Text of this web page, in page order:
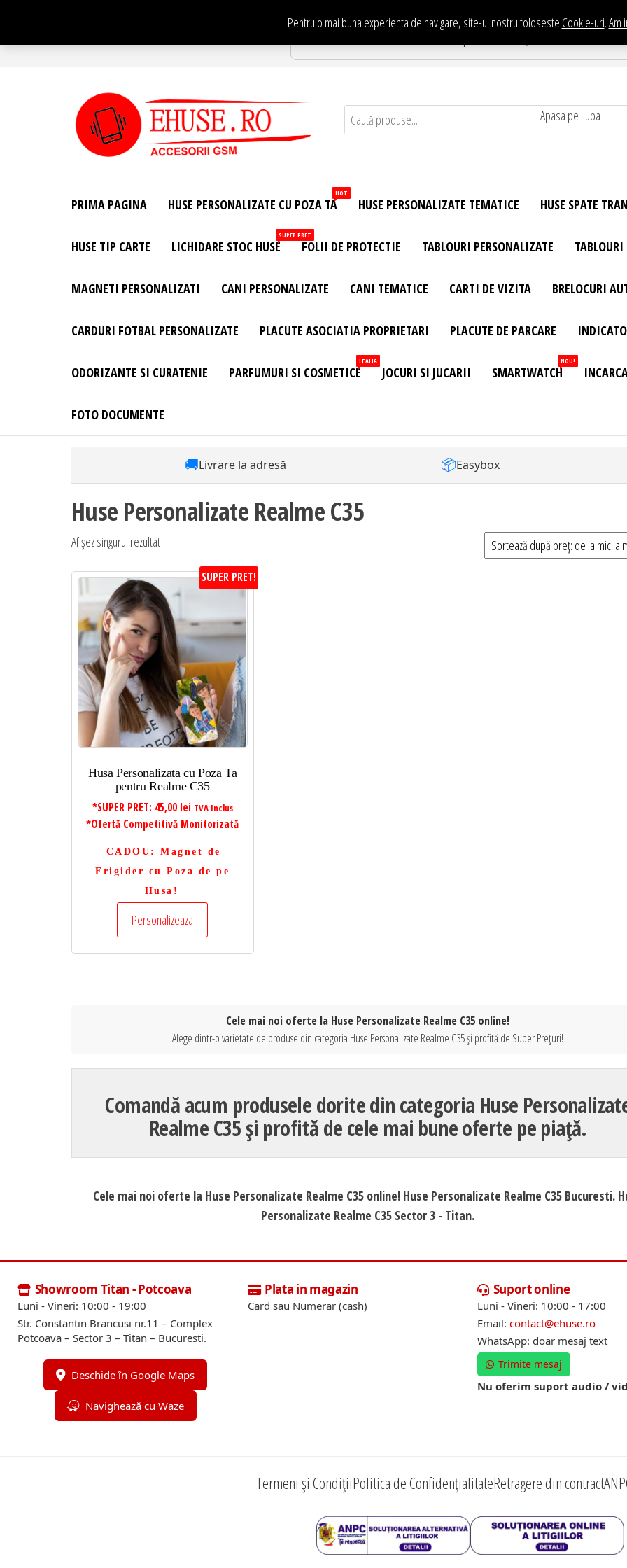
conținut
Pentru o mai buna experienta de navigare, site-ul nostru foloseste Cookie-uri.Am
Te asteptam in Showroom eHuse.ro
Site Oficial .
Huse
Personalizate
Huse
Personalizate
Telefon –
– Accesorii
Apasa pe Lupa
PRIMA PAGINA HUSE PERSONALIZATE CU POZA TA
HOT
HUSE PERSONALIZATE TEMATICE HUSE SPATE
HUSE TIP CARTE LICHIDARE STOC HUSE
SUPER PRET
FOLII DE PROTECTIE TABLOURI PERSONALIZATE TABLOURI
MAGNETI PERSONALIZATI CANI PERSONALIZATE CANI TEMATICE CARTI DE VIZITA BRELOCURI
CARDURI FOTBAL PERSONALIZATE PLACUTE ASOCIATIA PROPRIETARI PLACUTE DE PARCARE
ODORIZANTE SI CURATENIE PARFUMURI SI COSMETICE
ITALIA
JOCURI SI JUCARII SMARTWATCH
NOU!
FOTO DOCUMENTE
🚚Livrare la adresă 📦Easybox
Huse Personalizate Realme C35
Afișez singurul rezultat
SUPER PRET!
Husa Personalizata cu Poza Ta
pentru Realme C35
*SUPER PRET: 45,00 lei TVA Inclus
*Ofertă Competitivă Monitorizată
CADOU : Magnet de
Frigider cu Poza de pe
Husa!
Personalizeaza
Cele mai noi oferte la Huse Personalizate Realme C35 online!
Alege dintr-o varietate de produse din categoria Huse Personalizate Realme C35 și profită de Super Prețuri!
Comandă acum produsele dorite din categoria Huse
Realme C35 și profită de cele mai bune oferte pe piață.
Cele mai noi oferte la Huse Personalizate Realme C35 online! Huse Personalizate Realme C35 Bucuresti.
Personalizate Realme C35 Sector 3 - Titan.
Showroom Titan - Potcoava
Luni - Vineri: 10:00 - 19:00
Str. Constantin Brancusi nr.11 – Complex
Potcoava – Sector 3 – Titan – Bucuresti.
Deschide în Google Maps
Navighează cu Waze
Plata in magazin
Card sau Numerar (cash)
Suport online
Luni - Vineri: 10:00 - 17:00
Email: contact@ehuse.ro
WhatsApp: doar mesaj text
Trimite mesaj
Nu oferim suport audio /
Termeni și CondițiiPolitica de ConfidențialitateRetragere din contract